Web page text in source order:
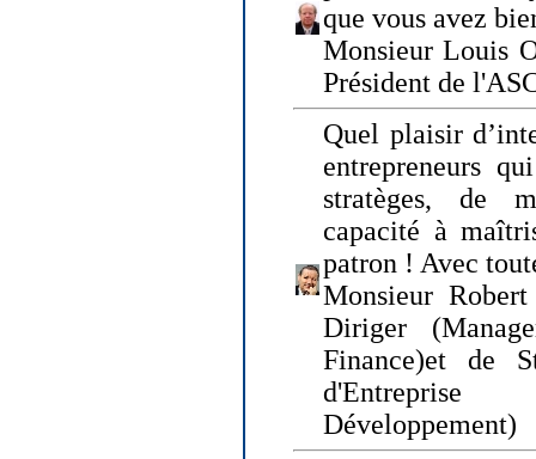
que vous avez
Monsieur Louis
Président de
Quel plaisir
entrepreneurs
stratèges, de
capacité à
patron ! Avec
Monsieur
Diriger
Finance)et de
Développement)